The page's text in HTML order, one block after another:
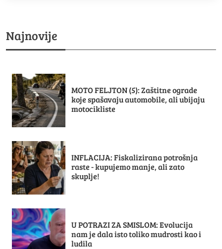
Najnovije
MOTO FELJTON (5): Zaštitne ograde
koje spašavaju automobile, ali ubijaju
motocikliste
INFLACIJA: Fiskalizirana potrošnja
raste - kupujemo manje, ali zato
skuplje!
U POTRAZI ZA SMISLOM: Evolucija
nam je dala isto toliko mudrosti kao i
ludila